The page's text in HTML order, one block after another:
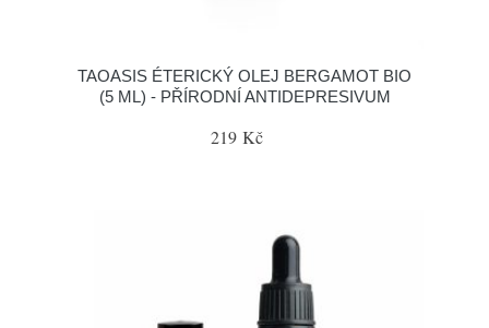
TAOASIS ÉTERICKÝ OLEJ BERGAMOT BIO
(5 ML) - PŘÍRODNÍ ANTIDEPRESIVUM
219 Kč